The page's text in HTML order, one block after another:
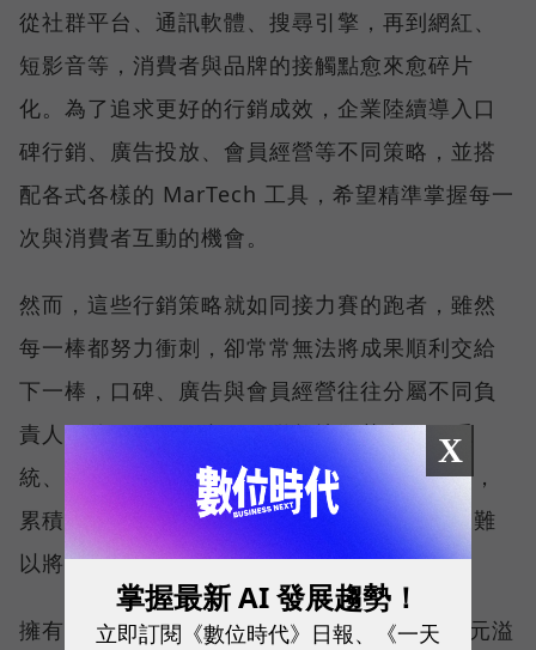
從社群平台、通訊軟體、搜尋引擎，再到網紅、
短影音等，消費者與品牌的接觸點愈來愈碎片
化。為了追求更好的行銷成效，企業陸續導入口
碑行銷、廣告投放、會員經營等不同策略，並搭
配各式各樣的 MarTech 工具，希望精準掌握每一
次與消費者互動的機會。
然而，這些行銷策略就如同接力賽的跑者，雖然
每一棒都努力衝刺，卻常常無法將成果順利交給
下一棒，口碑、廣告與會員經營往往分屬不同負
責人、使用不同平台，不僅數據散落在不同系
統、跨部門協作成本高昂，一旦負責人員異動，
累積多年的實戰經驗也容易隨之流失，使企業難
以將每一次投入轉化為長期成長動能。
擁有 20 年行銷實戰經驗的數聚集團創辦人張元溢
X
掌握最新 AI 發展趨勢！
立即訂閱《數位時代》日報、《一天